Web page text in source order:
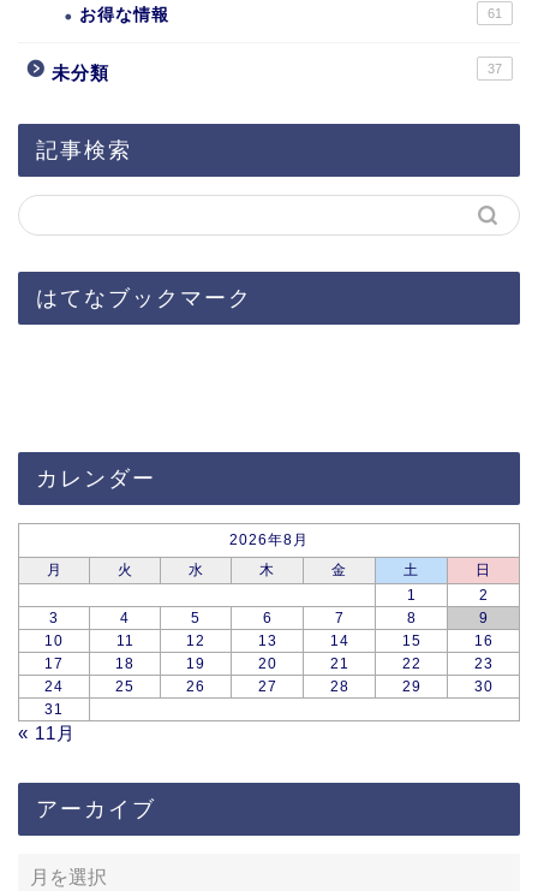
お得な情報 61
未分類 37
記事検索
はてなブックマーク
カレンダー
2026年8月
月
火 水 木 金 土
日
1
2
3
4 5 6 7 8
9
10
11 12 13 14 15
16
17
18 19 20 21 22
23
24
25 26 27 28 29
30
31
« 11月
アーカイブ